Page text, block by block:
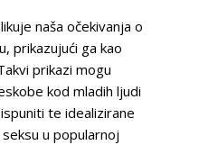
naša očekivanja o
prikazujući ga kao
prikazi mogu
kod mladih ljudi
te idealizirane
u popularnoj